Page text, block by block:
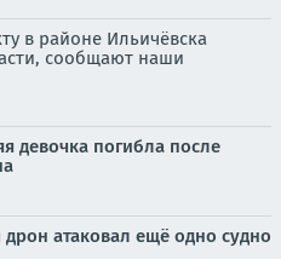
в районе Ильичёвска
сообщают наши
девочка погибла после
дрон атаковал ещё одно судно